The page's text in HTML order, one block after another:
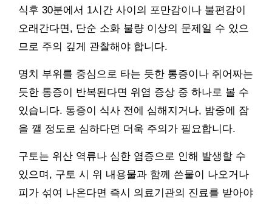
식후 30분에서 1시간 사이의 포만감이나 불편감이
오래간다면, 단순 소화 불량 이상의 문제일 수 있으
므로 주의 깊게 관찰해야 합니다.
명치 부위를 중심으로 타는 듯한 통증이나 쥐어짜는
듯한 통증이 반복된다면 위염 증상 중 하나로 볼 수
있습니다. 통증이 식사 전에 심해지거나, 밤중에 잠
을 깰 정도로 심하다면 더욱 주의가 필요합니다.
구토는 위산 역류나 심한 염증으로 인해 발생할 수
있으며, 구토 시 위 내용물과 함께 쓴물이 나오거나
피가 섞여 나온다면 즉시 의료기관의 진료를 받아야